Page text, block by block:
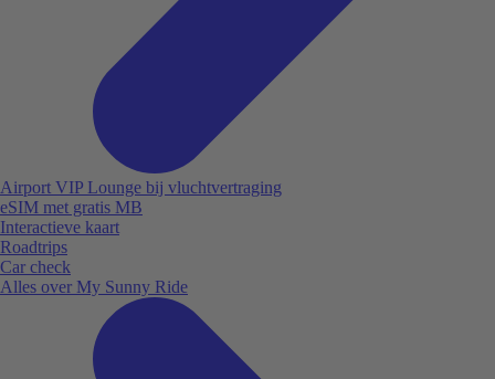
Airport VIP Lounge bij vluchtvertraging
eSIM met gratis MB
Interactieve kaart
Roadtrips
Car check
Alles over My Sunny Ride